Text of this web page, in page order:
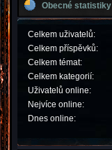
Obecné statistiky
Celkem uživatelů:
Celkem příspěvků:
Celkem témat:
Celkem kategorií:
Uživatelů online:
Nejvíce online:
Dnes online: